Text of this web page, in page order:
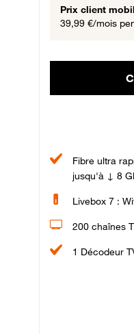
Prix client
39,99 €/mois
Fibre ultra
jusqu'à ↓ 8
Livebox 7 :
200 chaînes
1 Décodeur